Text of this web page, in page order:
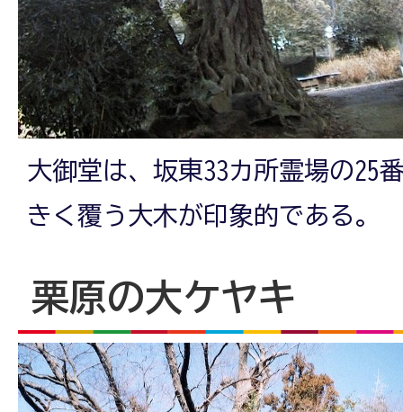
大御堂は、坂東33カ所霊場の25
きく覆う大木が印象的である。
栗原の大ケヤキ